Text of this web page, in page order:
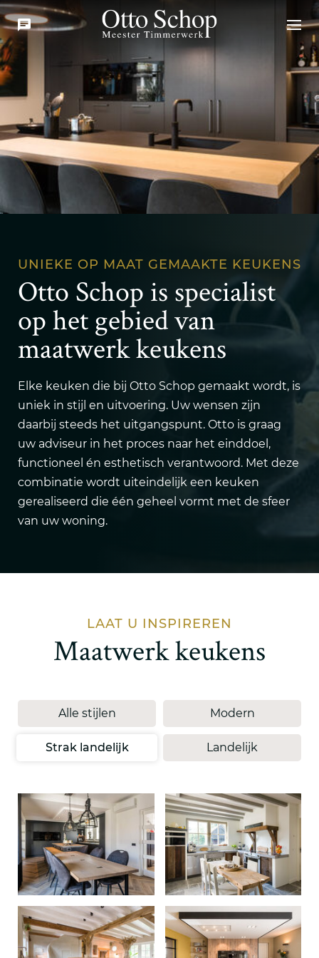
UNIEKE OP MAAT GEMAAKTE KEUKENS
Otto Schop is specialist
op het gebied van
maatwerk keukens
Elke keuken die bij Otto Schop gemaakt wordt, is
uniek in stijl en uitvoering. Uw wensen zijn
daarbij steeds het uitgangspunt. Otto is graag
uw adviseur in het proces naar het einddoel,
functioneel én esthetisch verantwoord. Met deze
combinatie wordt uiteindelijk een keuken
gerealiseerd die één geheel vormt met de sfeer
van uw woning.
LAAT U INSPIREREN
Maatwerk keukens
Alle stijlen Modern
Strak landelijk Landelijk